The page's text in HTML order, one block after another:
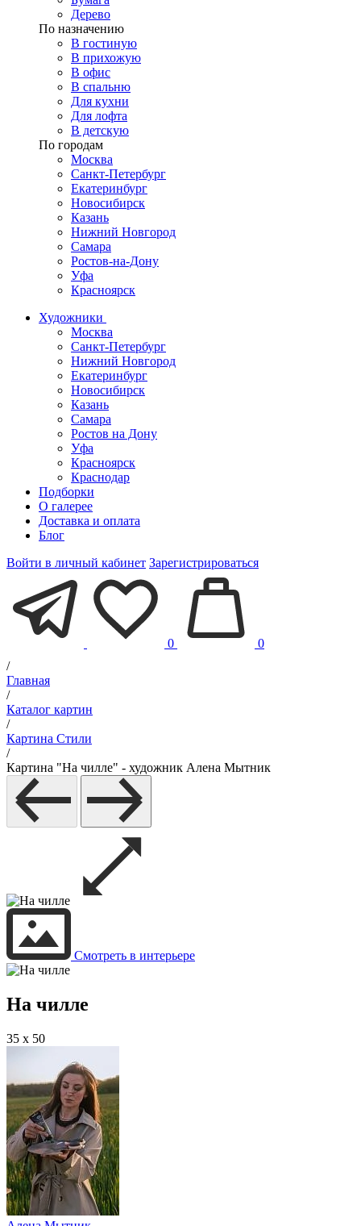
Дерево
По назначению
В гостиную
В прихожую
В офис
В спальню
Для кухни
Для лофта
В детскую
По городам
Москва
Санкт-Петербург
Екатеринбург
Новосибирск
Казань
Нижний Новгород
Самара
Ростов-на-Дону
Уфа
Красноярск
Художники
Москва
Санкт-Петербург
Нижний Новгород
Екатеринбург
Новосибирск
Казань
Самара
Ростов на Дону
Уфа
Красноярск
Краснодар
Подборки
О галерее
Доставка и оплата
Блог
Войти в личный кабинет Зарегистрироваться
0
0
/
Главная
/
Каталог картин
/
Картина Стили
/
Картина "На чилле" - художник Алена Мытник
Смотреть в интерьере
На чилле
35 x 50